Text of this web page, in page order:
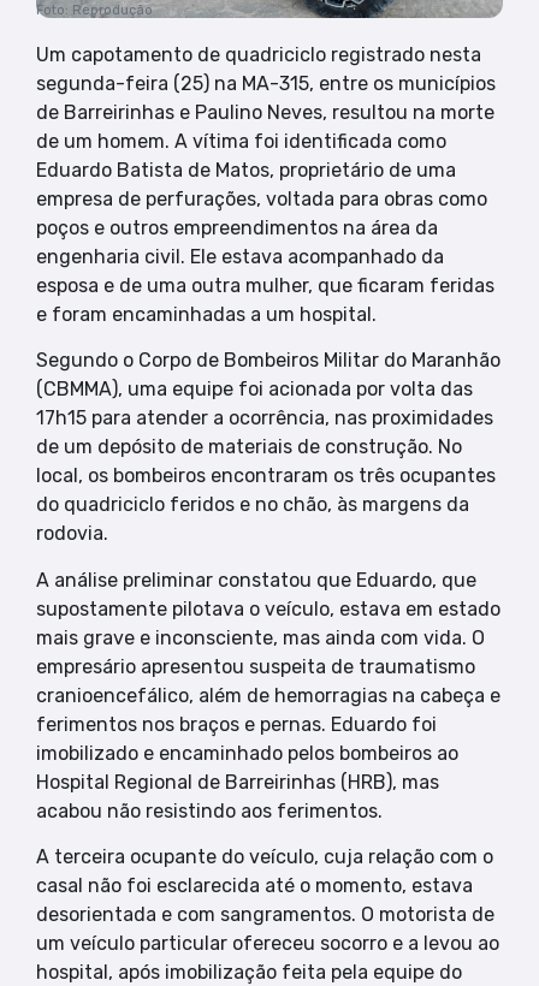
Foto: Reprodução
Um capotamento de quadriciclo registrado nesta
segunda-feira (25) na MA-315, entre os municípios
de Barreirinhas e Paulino Neves, resultou na morte
de um homem. A vítima foi identificada como
Eduardo Batista de Matos, proprietário de uma
empresa de perfurações, voltada para obras como
poços e outros empreendimentos na área da
engenharia civil. Ele estava acompanhado da
esposa e de uma outra mulher, que ficaram feridas
e foram encaminhadas a um hospital.
Segundo o Corpo de Bombeiros Militar do Maranhão
(CBMMA), uma equipe foi acionada por volta das
17h15 para atender a ocorrência, nas proximidades
de um depósito de materiais de construção. No
local, os bombeiros encontraram os três ocupantes
do quadriciclo feridos e no chão, às margens da
rodovia.
A análise preliminar constatou que Eduardo, que
supostamente pilotava o veículo, estava em estado
mais grave e inconsciente, mas ainda com vida. O
empresário apresentou suspeita de traumatismo
cranioencefálico, além de hemorragias na cabeça e
ferimentos nos braços e pernas. Eduardo foi
imobilizado e encaminhado pelos bombeiros ao
Hospital Regional de Barreirinhas (HRB), mas
acabou não resistindo aos ferimentos.
A terceira ocupante do veículo, cuja relação com o
casal não foi esclarecida até o momento, estava
desorientada e com sangramentos. O motorista de
um veículo particular ofereceu socorro e a levou ao
hospital, após imobilização feita pela equipe do